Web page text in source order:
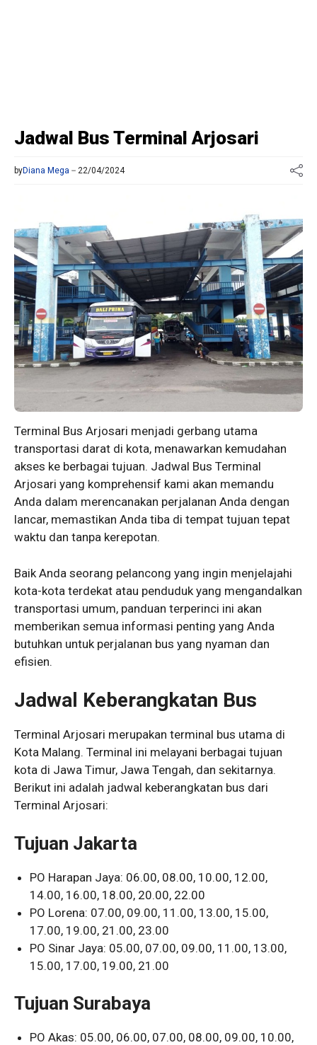
Jadwal Bus Terminal Arjosari
byDiana Mega 22/04/2024
Terminal Bus Arjosari menjadi gerbang utama
transportasi darat di kota, menawarkan kemudahan
akses ke berbagai tujuan. Jadwal Bus Terminal
Arjosari yang komprehensif kami akan memandu
Anda dalam merencanakan perjalanan Anda dengan
lancar, memastikan Anda tiba di tempat tujuan tepat
waktu dan tanpa kerepotan.
Baik Anda seorang pelancong yang ingin menjelajahi
kota-kota terdekat atau penduduk yang mengandalkan
transportasi umum, panduan terperinci ini akan
memberikan semua informasi penting yang Anda
butuhkan untuk perjalanan bus yang nyaman dan
efisien.
Jadwal Keberangkatan Bus
Terminal Arjosari merupakan terminal bus utama di
Kota Malang. Terminal ini melayani berbagai tujuan
kota di Jawa Timur, Jawa Tengah, dan sekitarnya.
Berikut ini adalah jadwal keberangkatan bus dari
Terminal Arjosari:
Tujuan Jakarta
PO Harapan Jaya: 06.00, 08.00, 10.00, 12.00,
14.00, 16.00, 18.00, 20.00, 22.00
PO Lorena: 07.00, 09.00, 11.00, 13.00, 15.00,
17.00, 19.00, 21.00, 23.00
PO Sinar Jaya: 05.00, 07.00, 09.00, 11.00, 13.00,
15.00, 17.00, 19.00, 21.00
Tujuan Surabaya
PO Akas: 05.00, 06.00, 07.00, 08.00, 09.00, 10.00,